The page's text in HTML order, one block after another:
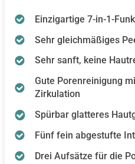
Einzigartige 7-in-1-
Sehr gleichmäßiges
Sehr sanft, keine
Gute Porenreinigung
Zirkulation
Spürbar glatteres
Fünf fein abgestufte
Drei Aufsätze für die